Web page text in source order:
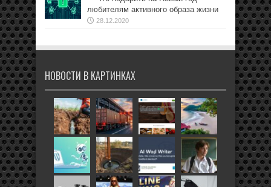
любителям активного образа жизни
28.12.2020
НОВОСТИ В КАРТИНКАХ